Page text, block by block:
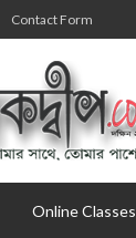
Contact Form
Online Classes